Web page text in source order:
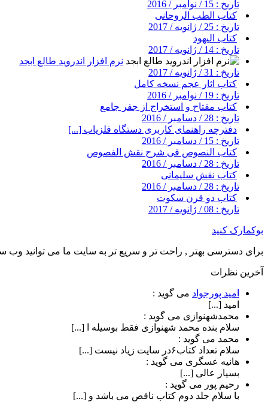
تاریخ : 15 / نوامبر / 2016
کتاب الطب الروحانی
تاریخ : 25 / ژانویه / 2017
کتاب الیهود
تاریخ : 14 / ژانویه / 2017
نرم افزار اندروید طالع ابجد
تاریخ : 31 / ژانویه / 2017
کتاب اثار عجم نسخه کامل
تاریخ : 19 / نوامبر / 2016
کتاب مفتاح و استخراج از جفر جامع
تاریخ : 28 / دسامبر / 2016
دفترچه راهنمای کاربری دستگاه فلزیاب [...]
تاریخ : 15 / دسامبر / 2016
کتاب النصوص فی شرح نقش الفصوص
تاریخ : 28 / دسامبر / 2016
کتاب نقش سلیمانی
تاریخ : 28 / دسامبر / 2016
کتاب دو قرن سکوت
تاریخ : 08 / ژانویه / 2017
بوکمارک کنید
برای دسترسی بهتر , راحت تر و سریع تر به سایت ما می توانید وب
آخرین نظرات
امید پورجواد می گوید :
امید [...]
محمدشهنوازی می گوید :
سلام بنده محمد شهنوازی فقط بوسیله ا [...]
محمد می گوید :
سلام تعداد کتاب۶در سایت زیاد نیست [...]
هانیه عسگری می گوید :
بسیار عالی [...]
رحیم پور می گوید :
با سلام جلد دوم کتاب ناقص می باشد و [...]